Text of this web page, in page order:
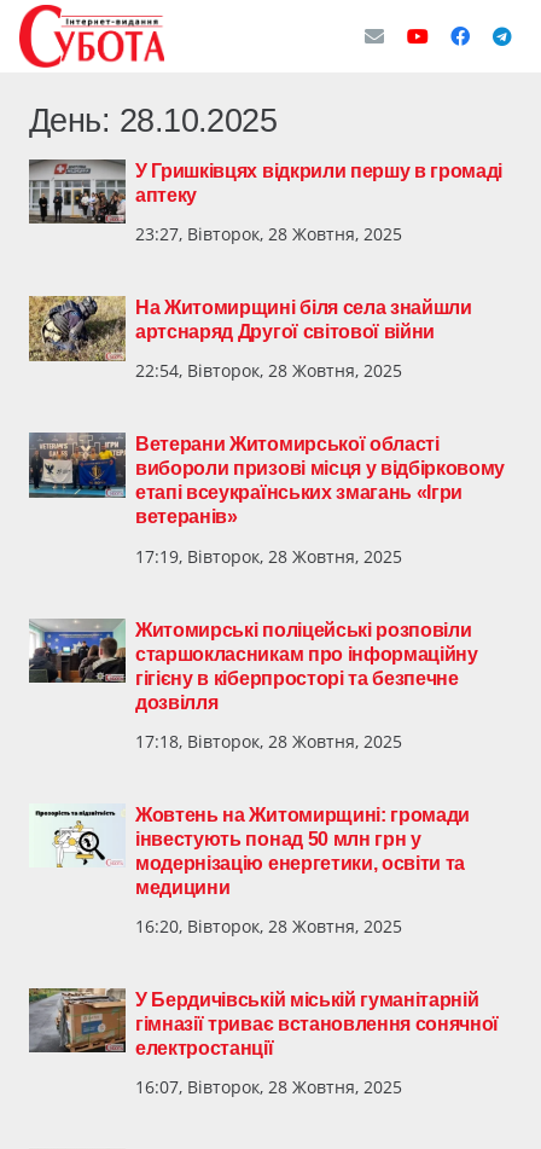
День: 28.10.2025
У Гришківцях відкрили першу в громаді
аптеку
23:27, Вівторок, 28 Жовтня, 2025
На Житомирщині біля села знайшли
артснаряд Другої світової війни
22:54, Вівторок, 28 Жовтня, 2025
Ветерани Житомирської області
вибороли призові місця у відбірковому
етапі всеукраїнських змагань «Ігри
ветеранів»
17:19, Вівторок, 28 Жовтня, 2025
Житомирські поліцейські розповіли
старшокласникам про інформаційну
гігієну в кіберпросторі та безпечне
дозвілля
17:18, Вівторок, 28 Жовтня, 2025
Жовтень на Житомирщині: громади
інвестують понад 50 млн грн у
модернізацію енергетики, освіти та
медицини
16:20, Вівторок, 28 Жовтня, 2025
У Бердичівській міській гуманітарній
гімназії триває встановлення сонячної
електростанції
16:07, Вівторок, 28 Жовтня, 2025